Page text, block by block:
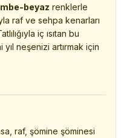
beyaz renklerle
raf ve sehpa kenarları
iç ısıtan bu
neşenizi artırmak için
raf, şömine şöminesi